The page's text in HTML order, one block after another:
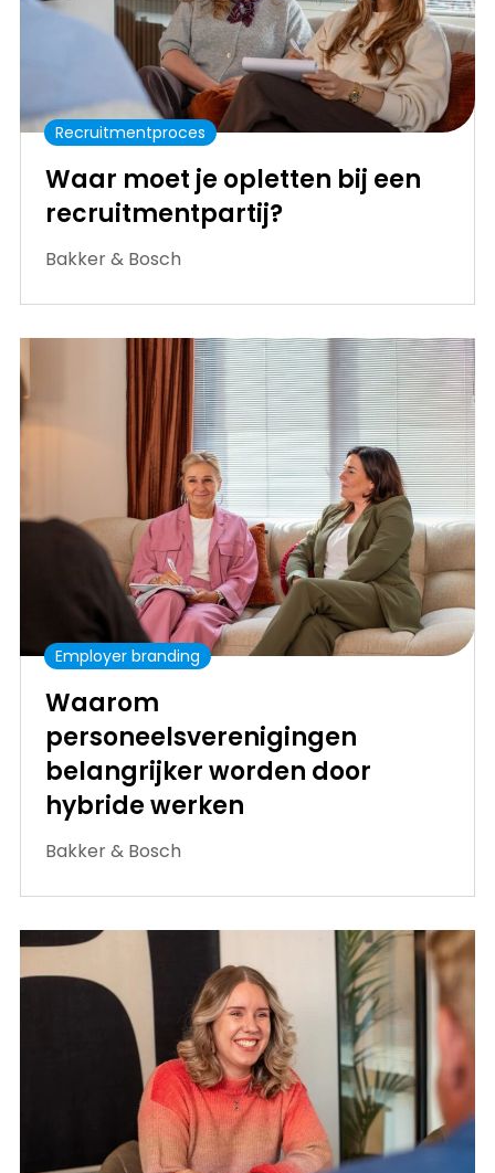
Recruitmentproces
Waar moet je opletten bij een
recruitmentpartij?
Bakker & Bosch
Employer branding
Waarom
personeelsverenigingen
belangrijker worden door
hybride werken
Bakker & Bosch